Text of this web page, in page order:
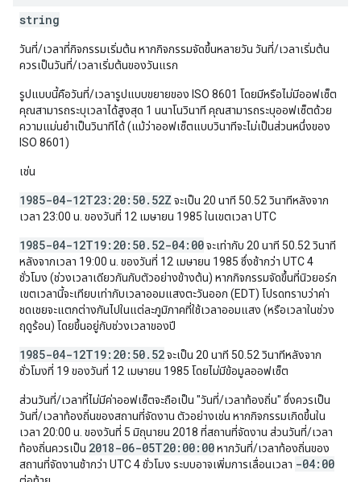
string
วันที่/เวลาที่กิจกรรมเริ่มต้น หากกิจกรรมจัดขึ้นหลายวัน วันที่/เวลาเริ่มต้น
ควรเป็นวันที่/เวลาเริ่มต้นของวันแรก
รูปแบบนี้คือวันที่/เวลารูปแบบขยายของ ISO 8601 โดยมีหรือไม่มีออฟเซ็ต
คุณสามารถระบุเวลาได้สูงสุด 1 นนาโนวินาที คุณสามารถระบุออฟเซ็ตด้วย
ความแม่นยำเป็นวินาทีได้ (แม้ว่าออฟเซ็ตแบบวินาทีจะไม่เป็นส่วนหนึ่งของ
ISO 8601)
เช่น
1985-04-12T23:20:50.52Z จะเป็น 20 นาที 50.52 วินาทีหลังจาก
เวลา 23:00 น. ของวันที่ 12 เมษายน 1985 ในเขตเวลา UTC
1985-04-12T19:20:50.52-04:00จะเท่ากับ 20 นาที 50.52 วินาที
หลังจากเวลา 19:00 น. ของวันที่ 12 เมษายน 1985 ซึ่งช้ากว่า UTC 4
ชั่วโมง (ช่วงเวลาเดียวกันกับตัวอย่างข้างต้น) หากกิจกรรมจัดขึ้นที่นิวยอร์ก
เขตเวลานี้จะเทียบเท่ากับเวลาออมแสงตะวันออก (EDT) โปรดทราบว่าค่า
ชดเชยจะแตกต่างกันไปในแต่ละภูมิภาคที่ใช้เวลาออมแสง (หรือเวลาในช่วง
ฤดูร้อน) โดยขึ้นอยู่กับช่วงเวลาของปี
1985-04-12T19:20:50.52จะเป็น 20 นาที 50.52 วินาทีหลังจาก
ชั่วโมงที่ 19 ของวันที่ 12 เมษายน 1985 โดยไม่มีข้อมูลออฟเซ็ต
ส่วนวันที่/เวลาที่ไม่มีค่าออฟเซ็ตจะถือเป็น "วันที่/เวลาท้องถิ่น" ซึ่งควรเป็น
วันที่/เวลาท้องถิ่นของสถานที่จัดงาน ตัวอย่างเช่น หากกิจกรรมเกิดขึ้นใน
เวลา 20:00 น. ของวันที่ 5 มิถุนายน 2018 ที่สถานที่จัดงาน ส่วนวันที่/เวลา
ท้องถิ่นควรเป็น 2018-06-05T20:00:00หากวันที่/เวลาท้องถิ่นของ
สถานที่จัดงานช้ากว่า UTC 4 ชั่วโมง ระบบอาจเพิ่มการเลื่อนเวลา -04:00